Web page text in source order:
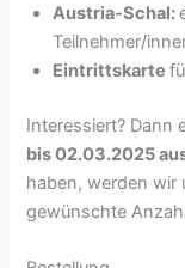
Austria-Schal:
Teilnehmer/
Eintrittskarte
Interessiert? Dann
bis 02.03.2025
haben, werden wir
gewünschte